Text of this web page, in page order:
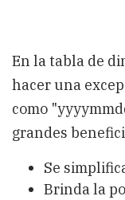
En la tabla de
hacer una
como
grandes
Se
Brinda la